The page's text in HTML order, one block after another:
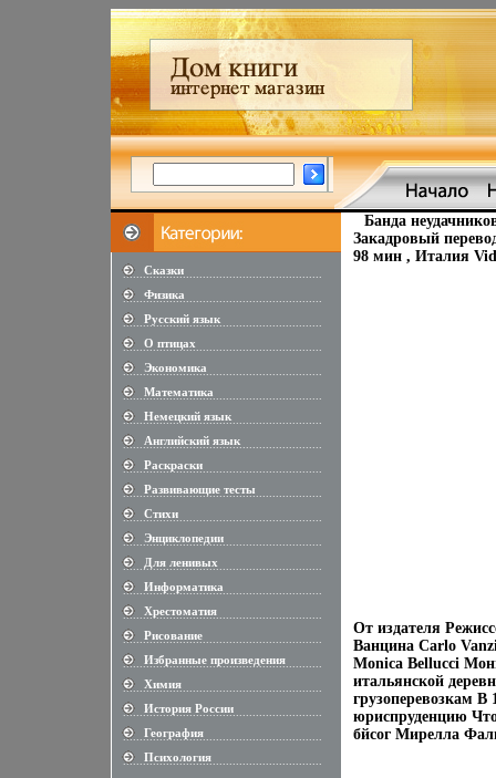
Сказки
............................................................
Физика
............................................................
Русский язык
............................................................
О птицах
............................................................
Экономика
............................................................
Математика
............................................................
Немецкий язык
............................................................
Английский язык
............................................................
Раскраски
............................................................
Развивающие тесты
............................................................
Стихи
............................................................
Энциклопедии
............................................................
Для ленивых
............................................................
Информатика
............................................................
Хрестоматия
............................................................
Рисование
............................................................
Избранные произведения
............................................................
Химия
............................................................
История России
............................................................
География
............................................................
Психология
............................................................
Банда
Закадровый
98 мин , Италия
От издателя
Ванцина Carlo
Monica Bellucci
итальянской
грузоперевозкам В
юриспруденцию
бйсог Мирелла